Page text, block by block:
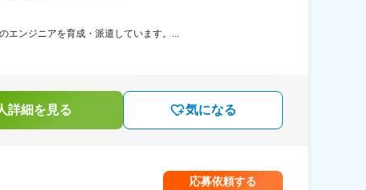
エンジニアを育成・派遣しています。...
詳細を見る 気になる
応募依頼する